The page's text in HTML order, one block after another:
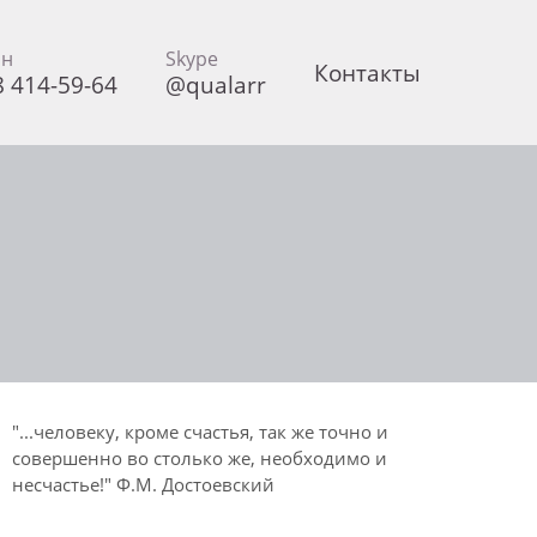
414-59-64
Skype
@qualarr Контакты
"...человеку, кроме счастья, так же точно и
совершенно во столько же, необходимо и
несчастье!" Ф.М. Достоевский